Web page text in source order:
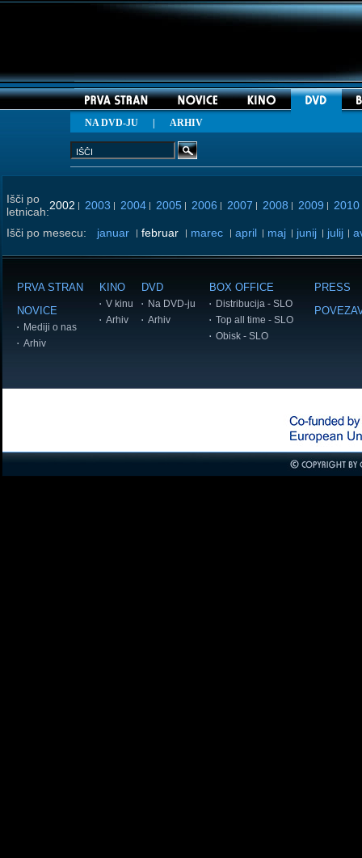
NA DVD-JU| ARHIV
Išči po
letnicah:2002 | 2003 | 2004 | 2005 | 2006 | 2007 | 2008 | 2009 | 2010
Išči po mesecu: januar | februar | marec | april | maj | junij | julij |
PRVA STRAN
NOVICE
Mediji o nas
Arhiv
KINO
V kinu
Arhiv
DVD
Na DVD-ju
Arhiv
BOX OFFICE
Distribucija - SLO
Top all time - SLO
Obisk - SLO
PRESS